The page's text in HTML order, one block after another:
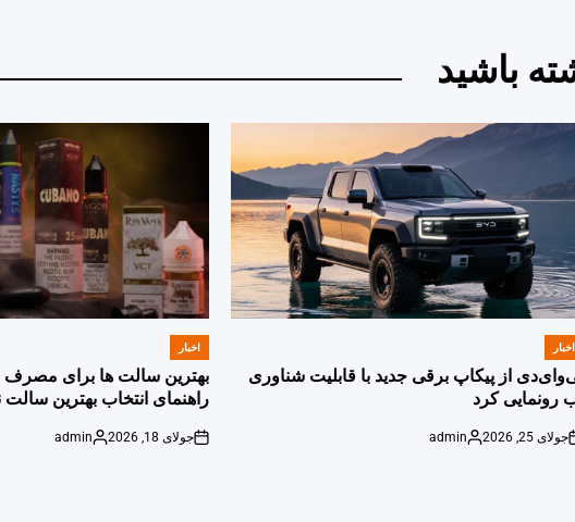
باشید
اخبار
از پیکاپ برقی جدید با قابلیت شناوری
رونمایی کرد
جولای 25, 2026
Posted
admin
POSTED
اخبار
بهترین سالت ها برای مصرف
راهنمای انتخاب بهترین سالت
on
جولای 18, 2026
Posted
admin